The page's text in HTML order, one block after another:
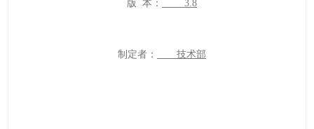
版 本： 3.8
制定者： 技术部